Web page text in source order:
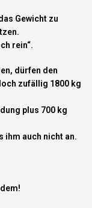
Gewicht zu
rein“.
dürfen den
zufällig 1800 kg
plus 700 kg
ihm auch nicht an.